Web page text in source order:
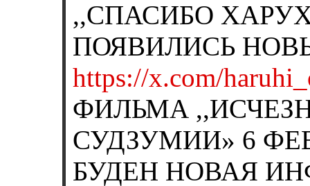
,,СПАСИБО
ПОЯВИЛИСЬ
https://x.com/
ФИЛЬМА
СУДЗУМИИ» 6
БУДЕН НОВАЯ